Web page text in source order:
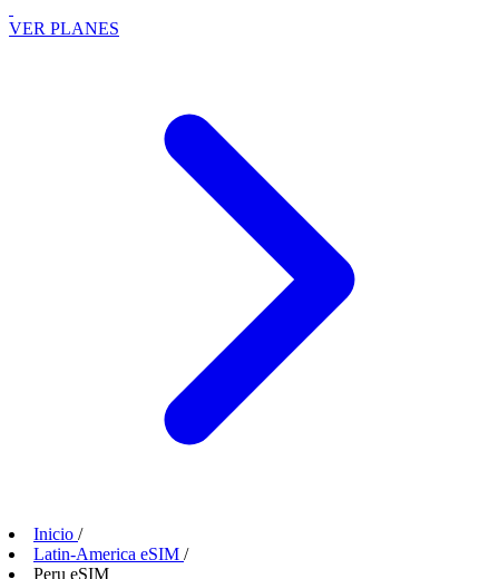
VER PLANES
Inicio /
Latin-America eSIM /
Peru eSIM